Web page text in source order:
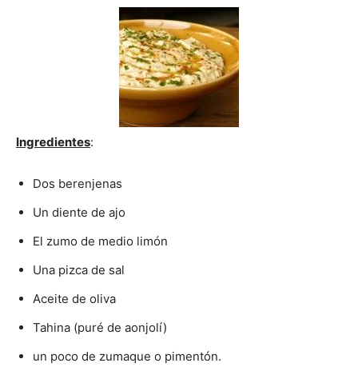
Gratis
|
Ingredientes:
Dos berenjenas
Un diente de ajo
El zumo de medio limón
Una pizca de sal
Aceite de oliva
Tahina (puré de aonjolí)
un poco de zumaque o pimentón.